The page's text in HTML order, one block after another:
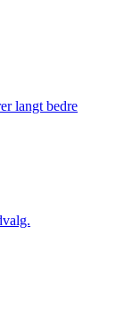
langt bedre